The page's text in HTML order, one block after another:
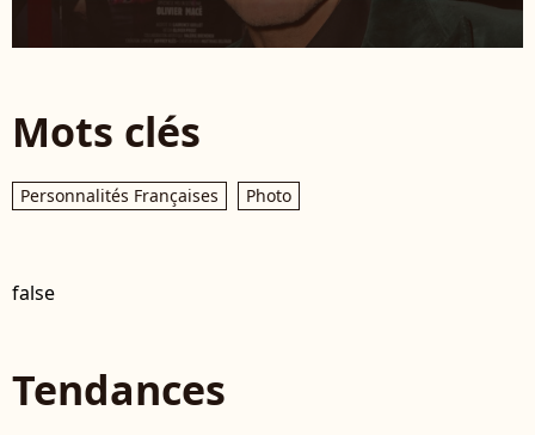
Mots clés
Personnalités Françaises Photo
false
Tendances